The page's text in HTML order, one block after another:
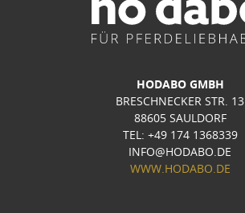
HODABO GMBH
BRESCHNECKER STR. 13
88605 SAULDORF
TEL: +49 174 1368339
INFO@HODABO.DE
WWW.HODABO.DE